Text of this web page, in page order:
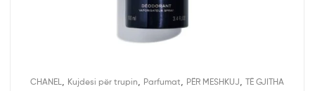
CHANEL Kujdesi për trupin Parfumat PËR MESHKUJ TË GJITHA